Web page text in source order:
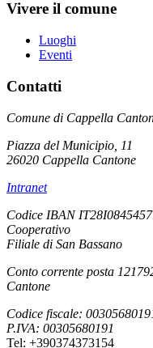
Vivere il comune
Luoghi
Eventi
Contatti
Comune di Cappella
Piazza del Municipio, 11
26020 Cappella Cantone
Intranet
Codice IBAN
Cooperativo
Filiale di San Bassano
Conto corrente posta
Cantone
Codice fiscale:
P.IVA: 00305680191
Tel: +390374373154